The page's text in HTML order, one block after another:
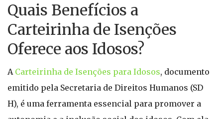
Quais Benefícios a
Carteirinha de Isenções
Oferece aos Idosos?
A Carteirinha de Isenções para Idosos, documento
emitido pela Secretaria de Direitos Humanos (SD
H), é uma ferramenta essencial para promover a